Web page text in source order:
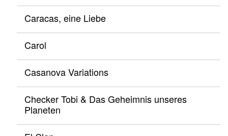
Caracas, eine Liebe
Carol
Casanova Variations
Checker Tobi & Das Geheimnis unseres
Planeten